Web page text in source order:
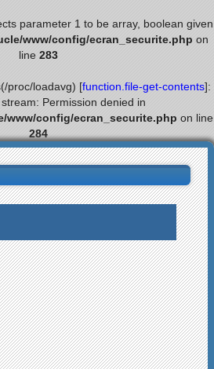
parameter 1 to be array, boolean given
www/config/ecran_securite.php on
line 283
proc/loadavg) [function.file-get-contents]:
Permission denied in
www/config/ecran_securite.php on line
284